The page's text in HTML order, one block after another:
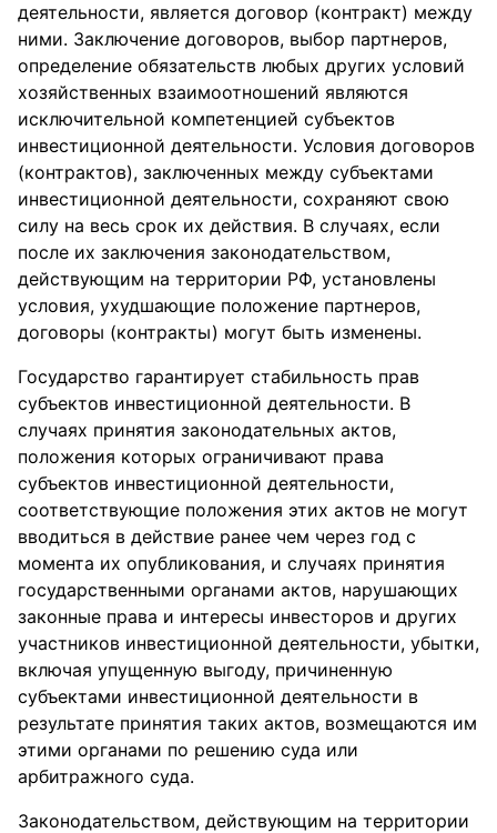
деятельности, является договор (контракт) между
ними. Заключение договоров, выбор партнеров,
определение обязательств любых других условий
хозяйственных взаимоотношений являются
исключительной компетенцией субъектов
инвестиционной деятельности. Условия договоров
(контрактов), заключенных между субъектами
инвестиционной деятельности, сохраняют свою
силу на весь срок их действия. В случаях, если
после их заключения законодательством,
действующим на территории РФ, установлены
условия, ухудшающие положение партнеров,
договоры (контракты) могут быть изменены.
Государство гарантирует стабильность прав
субъектов инвестиционной деятельности. В
случаях принятия законодательных актов,
положения которых ограничивают права
субъектов инвестиционной деятельности,
соответствующие положения этих актов не могут
вводиться в действие ранее чем через год с
момента их опубликования, и случаях принятия
государственными органами актов, нарушающих
законные права и интересы инвесторов и других
участников инвестиционной деятельности, убытки,
включая упущенную выгоду, причиненную
субъектами инвестиционной деятельности в
результате принятия таких актов, возмещаются им
этими органами по решению суда или
арбитражного суда.
Законодательством, действующим на территории